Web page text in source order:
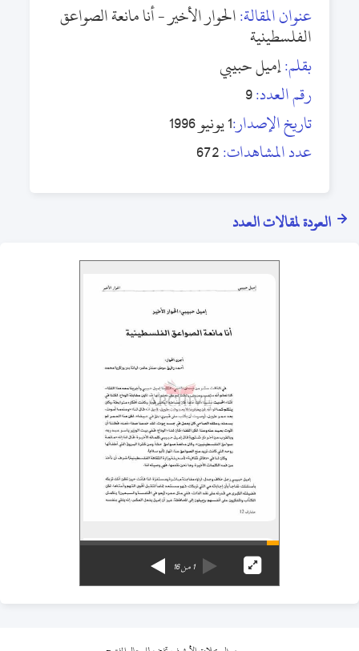
عنوان المقالة:الحوار الأخير - أنا مانعة الصواعق
الفلسطينية
بقلم:إميل حبيبي
رقم العدد:9
تاريخ الإصدار:1 يونيو 1996
عدد المشاهدات:672
العودة لمقالات العدد
1من16